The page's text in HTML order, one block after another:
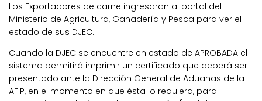
Los Exportadores de carne ingresaran al portal del
Ministerio de Agricultura, Ganadería y Pesca para ver el
estado de sus DJEC.
Cuando la DJEC se encuentre en estado de APROBADA el
sistema permitirá imprimir un certificado que deberá ser
presentado ante la Dirección General de Aduanas de la
AFIP, en el momento en que ésta lo requiera, para